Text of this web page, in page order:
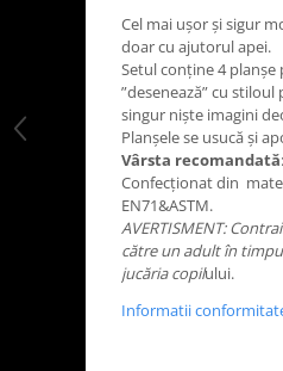
LEGO Creator Expert
LEGO Architecture
LEGO Ideas
LEGO Speed Champions
Cel mai ușor și sigur
doar cu ajutorul apei.
Setul conține 4 planșe
”desenează” cu
singur niște imagini
Planșele se usucă și
Vârsta recomandată
Confecționat din
EN71&ASTM.
AVERTISMENT:
către un adult în
jucăria copilului.
Informatii